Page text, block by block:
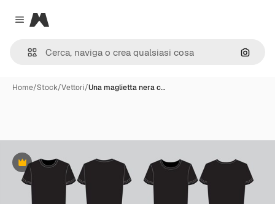
Close menu
Magnific
Cerca
Home/Stock/Vettori/Una maglietta nera c…
Premium